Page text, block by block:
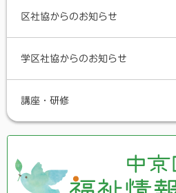
区社協からのお知らせ
学区社協からのお知らせ
講座・研修